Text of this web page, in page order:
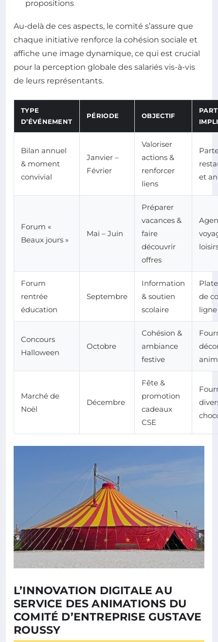
propositions
Au-delà de ces aspects, le comité s’assure que
chaque initiative renforce la cohésion sociale et
affiche une image dynamique, ce qui est crucial
pour la perception globale des salariés vis-à-vis
de leurs représentants.
TYPE
D’ÉVÉNEMENT
PÉRIODE OBJECTIF
Bilan annuel
& moment
convivial
Janvier –
Février
Valoriser
actions &
renforcer
liens
et
Forum «
Beaux jours »
Mai – Juin
Préparer
vacances &
faire
découvrir
offres
Forum
rentrée
éducation
Septembre
Information
& soutien
scolaire
de
ligne
Concours
Halloween
Octobre
Cohésion &
ambiance
festive
Marché de
Noël
Décembre
Fête &
promotion
cadeaux
CSE
L’INNOVATION DIGITALE AU
SERVICE DES ANIMATIONS DU
COMITÉ D’ENTREPRISE GUSTAVE
ROUSSY